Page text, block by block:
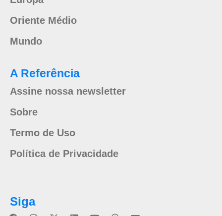
Oriente Médio
Mundo
A Referência
Assine nossa newsletter
Sobre
Termo de Uso
Política de Privacidade
Siga